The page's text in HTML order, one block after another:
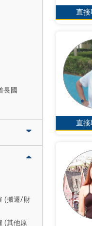
長國
(搬遷/財
(其他原
直接
直接